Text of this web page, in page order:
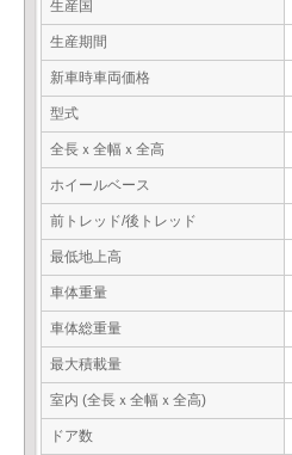
生産国
生産期間
新車時車両価格
型式
全長ｘ全幅ｘ全高
ホイールベース
前トレッド/後トレッド
最低地上高
車体重量
車体総重量
最大積載量
室内 (全長ｘ全幅ｘ全高)
ドア数